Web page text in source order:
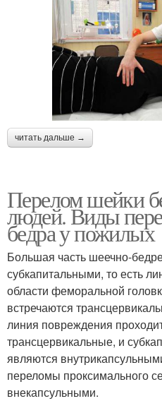
читать дальше →
Перелом шейки
людей. Виды
бедра у пожилых
Большая часть шеечно-
субкапитальными, то есть
области феморальной
встречаются
линия повреждения
трансцервикальные, и
являются
переломы проксимального
внекапсульными.